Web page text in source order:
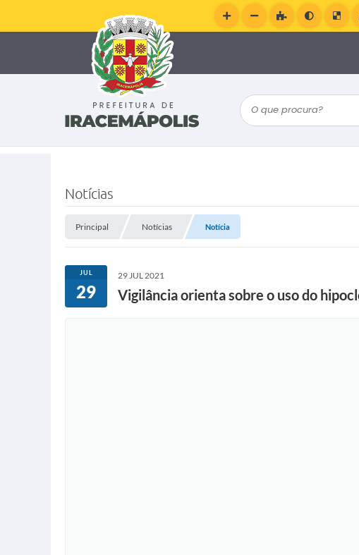
O que procura?
Notícias
Principal Notícias Notícia
JUL
29
29 JUL 2021
Vigilância orienta sobre o uso do